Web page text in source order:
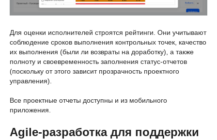
Для оценки исполнителей строятся рейтинги. Они учитывают
соблюдение сроков выполнения контрольных точек, качество
их выполнения (были ли возвраты на доработку), а также
полноту и своевременность заполнения статус-отчетов
(поскольку от этого зависит прозрачность проектного
управления).
Все проектные отчеты доступны и из мобильного
приложения.
Agile-разработка для поддержки